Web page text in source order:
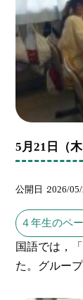
5月21日（
公開日 2026/05/
４年生のペ
国語では，
た。グルー